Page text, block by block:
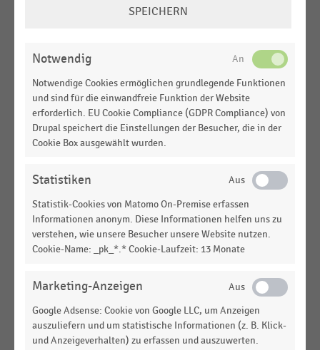
Verbraucher:innen in Österreich für
RAHMENBEDINGUNGEN|
STATISTIK
Kaufkraftindex je Einwohner:in in Österreich nach
Bundesländern (2025)
GESAMTWIRTSCHAFTLICHE
Kaufkraft je Einwohner:in in Österreich nach
Bundesländern (2025)
EINKAUFSVERHALTEN |STATISTIK
Pro-Kopf-Ausgaben zum Muttertag in Österreich
nach Bundesländern (2026)
RAHMENBEDINGUNGEN
STATISTIK
Kaufkraftsumme in Österreich nach
Bundesländern (2025)
SPEICHERN
Notwendig
Notwendige Cookies ermöglichen grundlegende Funktionen
und sind für die einwandfreie Funktion der Website
erforderlich. EU Cookie Compliance (GDPR Compliance) von
Drupal speichert die Einstellungen der Besucher, die in der
Cookie Box ausgewählt wurden.
Statistiken
Statistik-Cookies von Matomo On-Premise erfassen
Informationen anonym. Diese Informationen helfen uns zu
verstehen, wie unsere Besucher unsere Website nutzen.
Cookie-Name: _pk_*.* Cookie-Laufzeit: 13 Monate
Marketing-Anzeigen
Google Adsense: Cookie von Google LLC, um Anzeigen
auszuliefern und um statistische Informationen (z. B. Klick-
und Anzeigeverhalten) zu erfassen und auszuwerten.